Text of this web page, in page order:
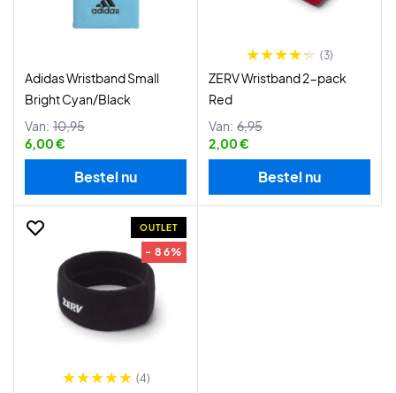
Adidas Wristband Small
Bright Cyan/Black
Van: 10,95
6,00 €
Bestel nu
(3)
ZERV Wristband 2-pack
Red
Van: 6,95
2,00 €
Bestel nu
OUTLET
- 86%
(4)